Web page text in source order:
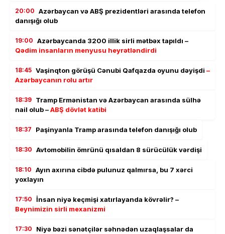
20:00 Azərbaycan və ABŞ prezidentləri arasında telefon
danışığı olub
19:00 Azərbaycanda 3200 illik sirli mətbəx tapıldı –
Qədim insanların menyusu heyrətləndirdi
18:45 Vaşinqton görüşü Cənubi Qafqazda oyunu dəyişdi –
Azərbaycanın rolu artır
18:39 Tramp Ermənistan və Azərbaycan arasında sülhə
nail olub –ABŞ dövlət katibi
18:37 Paşinyanla Tramp arasında telefon danışığı olub
18:30 Avtomobilin ömrünü qısaldan 8 sürücülük vərdişi
18:10 Ayın axırına cibdə pulunuz qalmırsa, bu 7 xərci
yoxlayın
17:50 İnsan niyə keçmişi xatırlayanda kövrəlir? –
Beynimizin sirli mexanizmi
17:30
Niyə bəzi sənətçilər səhnədən uzaqlaşsalar da